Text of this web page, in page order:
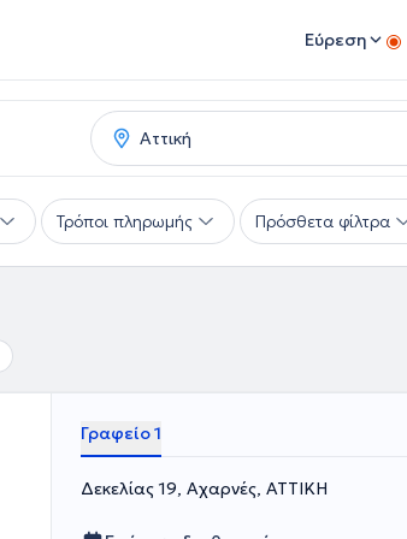
Εύρεση
Τρόποι πληρωμής Πρόσθετα φίλτρα
Γραφείο 1
Δεκελίας 19, Αχαρνές, ΑΤΤΙΚΗ